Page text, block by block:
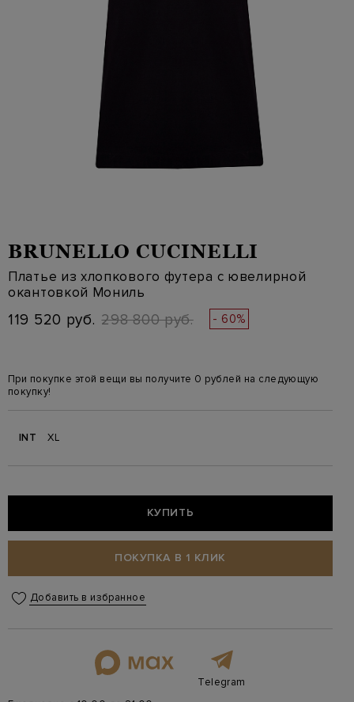
BRUNELLO CUCINELLI
Платье из хлопкового футера с ювелирной
окантовкой Мониль
119 520 руб. 298 800 руб. - 60%
При покупке этой вещи вы получите 0 рублей на следующую
покупку!
INT XL
КУПИТЬ
ПОКУПКА В 1 КЛИК
Добавить в избранное
Telegram